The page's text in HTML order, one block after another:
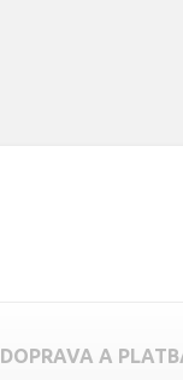
DOPRAVA A